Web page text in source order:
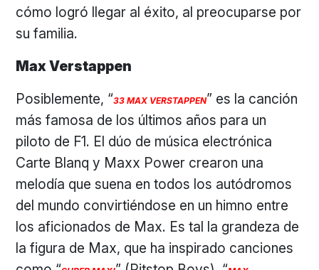
cómo logró llegar al éxito, al preocuparse por
su familia.
Max Verstappen
Posiblemente, “33 MAX VERSTAPPEN” es la canción
más famosa de los últimos años para un
piloto de F1. El dúo de música electrónica
Carte Blanq y Maxx Power crearon una
melodía que suena en todos los autódromos
del mundo convirtiéndose en un himno entre
los aficionados de Max. Es tal la grandeza de
la figura de Max, que ha inspirado canciones